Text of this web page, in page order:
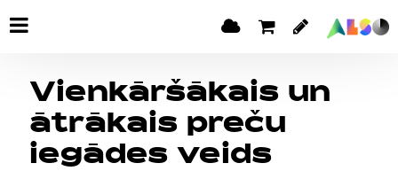
Vienkāršākais un
ātrākais preču
iegādes veids